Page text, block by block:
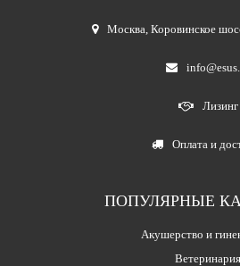
Москва,Коровинское
Лизинг
Оплата и
ПОПУЛЯРНЫЕ
Акушерство и
Ветеринария